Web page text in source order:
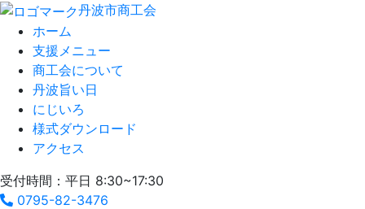
丹波市商工会
ホーム
支援メニュー
商工会について
丹波旨い日
にじいろ
様式ダウンロード
アクセス
受付時間：平日 8:30~17:30
0795-82-3476